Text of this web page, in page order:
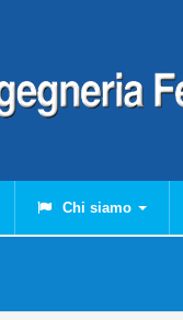
Chi siamo